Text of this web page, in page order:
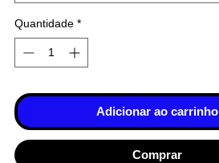
Quantidade *
Adicionar ao carrinho
Comprar